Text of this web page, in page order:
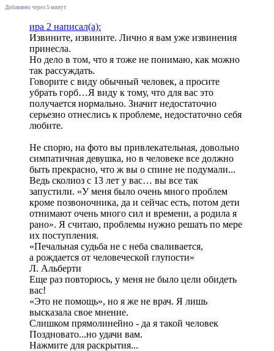
Добавлено через 5 минут
ира 2 написал(а):
Извините, извините. Лично я вам уже извинения
принесла.
Но дело в том, что я тоже не понимаю, как можно
так рассуждать.
Говорите с виду обычный человек, а просите
убрать горб…Я виду к тому, что для вас это
получается нормально. Значит недостаточно
серьезно отнеслись к проблеме, недостаточно себя
любите.
Не спорю, на фото вы привлекательная, довольно
симпатичная девушка, но в человеке все должно
быть прекрасно, что ж вы о спине не подумали...
Ведь сколиоз с 13 лет у вас… вы все так
запустили. «У меня было очень много проблем
кроме позвоночника, да и сейчас есть, потом дети
отнимают очень много сил и времени, а родила я
рано». Я считаю, проблемы нужно решать по мере
их поступления.
«Печальная судьба не с неба сваливается,
а рождается от человеческой глупости»
Л. Альберти
Еще раз повторюсь, у меня не было цели обидеть
вас!
«Это не помощь», но я же не врач. Я лишь
высказала свое мнение.
Слишком прямолинейно - да я такой человек
Поздновато...но удачи вам.
Нажмите для раскрытия...